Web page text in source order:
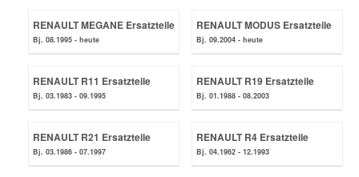
RENAULT MEGANE Ersatzteile
Bj. 08.1995 - heute
RENAULT MODUS Ersatzteile
Bj. 09.2004 - heute
RENAULT R11 Ersatzteile
Bj. 03.1983 - 09.1995
RENAULT R19 Ersatzteile
Bj. 01.1988 - 08.2003
RENAULT R21 Ersatzteile
Bj. 03.1986 - 07.1997
RENAULT R4 Ersatzteile
Bj. 04.1962 - 12.1993